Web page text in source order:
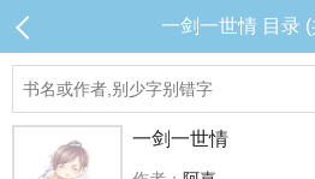
一剑一世情 目录
一剑一世情